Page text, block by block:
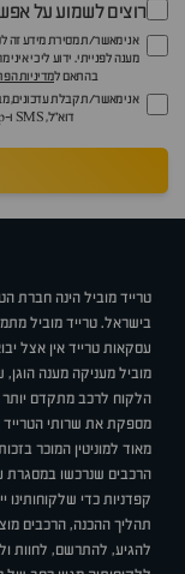
רוצים לשמוע על
אני מאשר/ת מסירת מידע זה
מענה לפנייתי. ידוע לי כי
בהתאם למדיניות
אני מאשר/ת קבלת עדכונים,
דוא״ל, SMS ו-WhatsApp. ידוע לי כי באפשרותי לבטל הסכמה זו בכל עת.
טרייד מוביל הינה חברת
בישראל. טרייד מוביל
עסקאות טרייד אין אצל
מוביל מעניקה מענה
הלקוח לרכב מתקדם יותר
מספקת את שרותי הטרייד
מאוד למוניטין המוכר
הרכבים שנרכשו במסגרת
קפדניות כדי שלקוחותינו
תהליך ההכנה, הרכבים
להגיע, להתרשם, לחוות